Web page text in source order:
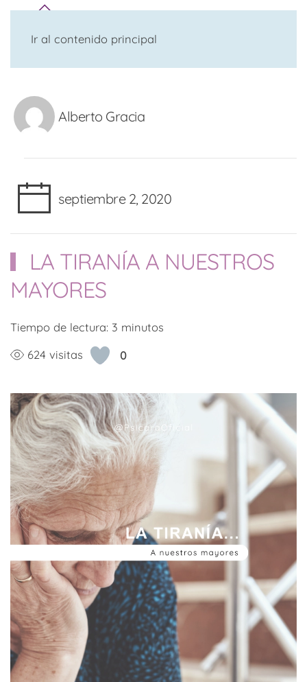
Ir al contenido principal
Alberto Gracia
septiembre 2, 2020
LA TIRANÍA A NUESTROS
MAYORES
Tiempo de lectura: 3 minutos
624 visitas
0